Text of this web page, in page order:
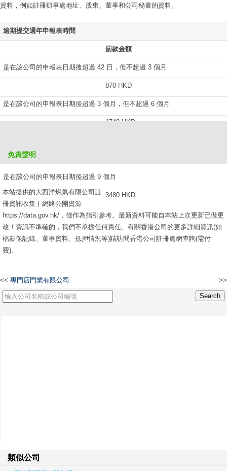
資料，例如註冊辦事處地址、股東、董事和公司秘書的資料。
逾期提交週年申報表時間
罰款金額
是在該公司的申報表日期後超過 42 日，但不超過 3 個月
870 HKD
是在該公司的申報表日期後超過 3 個月，但不超過 6 個月
1740 HKD
是在該公司的申報表日期後超過 9 個月
3480 HKD
免責聲明
本站提供的大西洋燃氣有限公司註
冊資訊收集于網路公開資源
https://data.gov.hk/，僅作為指引參考。最新資料可能自本站上次更新已做更
改！資訊不準確的，我們不承擔任何責任。有關香港公司的更多詳細資訊(如
檔影像記錄、董事資料、抵押情況等)請訪問香港公司註冊處網查詢(需付
費)。
<< 專門店門業有限公司 >>
類似公司